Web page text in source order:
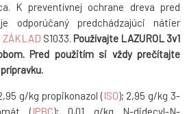
K preventívnej ochrane dreva pred
odporúčaný predchádzajúci nátier
ZÁKLAD S1033. Používajte LAZUROL 3v1
Pred použitím si vždy prečítajte
g/kg propikonazol (ISO); 2,95 g/kg 3-
(IPBC); 0,01 g/kg N-didecyl-N-